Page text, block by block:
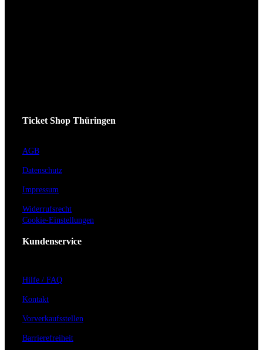
Ticket Shop Thüringen
AGB
Datenschutz
Impressum
Widerrufsrecht
Cookie-Einstellungen
Kundenservice
Hilfe / FAQ
Kontakt
Vorverkaufsstellen
Barrierefreiheit